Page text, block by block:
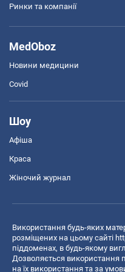
Ринки та компанії
MedOboz
Новини медицини
Covid
Шоу
Афіша
Краса
Жіночий журнал
Використання будь-яких
розміщених на цьому сайті
піддоменах, в будь-якому
Дозволяється використання
на їх використання та за